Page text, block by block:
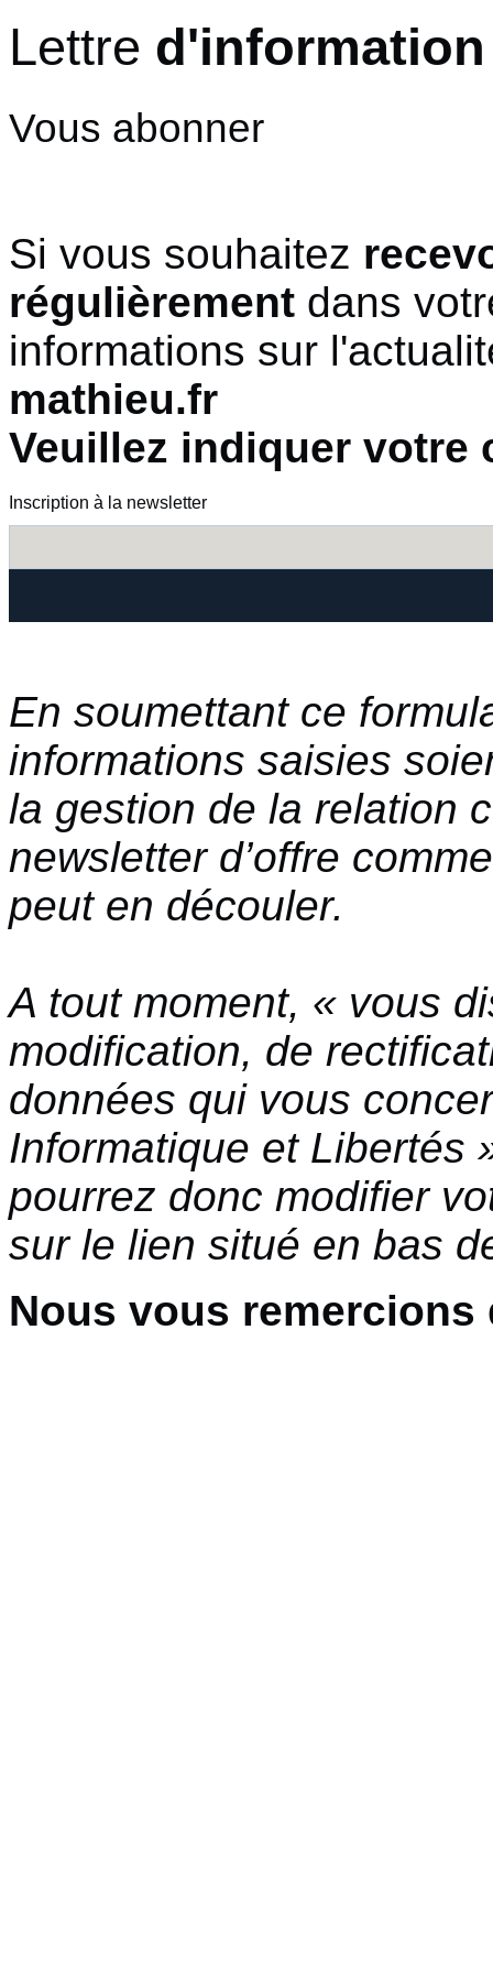
Lettre d'information
Vous abonner
Si vous souhaitez
régulièrement dans
informations sur
mathieu.fr
Veuillez indiquer votre
Inscription à la newsletter
En soumettant ce
informations saisies
la gestion de la relation
newsletter d’offre
peut en découler.
A tout moment, « vous
modification, de
données qui vous
Informatique et Libertés
pourrez donc modifier
sur le lien situé en bas
Nous vous